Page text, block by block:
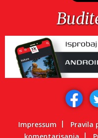
Impressum Pravila